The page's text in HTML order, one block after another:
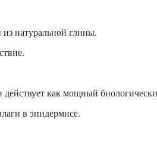
натуральной глины.
как мощный
в эпидермисе.